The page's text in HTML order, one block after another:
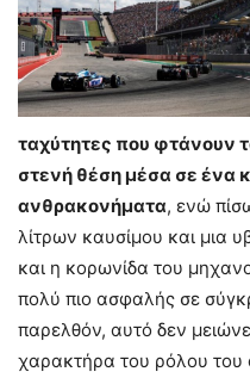
ταχύτητες που φτάνουν
στενή θέση μέσα σε ένα
ανθρακονήματα, ενώ
λίτρων καυσίμου και μια
και η κορωνίδα του
πολύ πιο ασφαλής σε
παρελθόν, αυτό δεν
χαρακτήρα του ρόλου του